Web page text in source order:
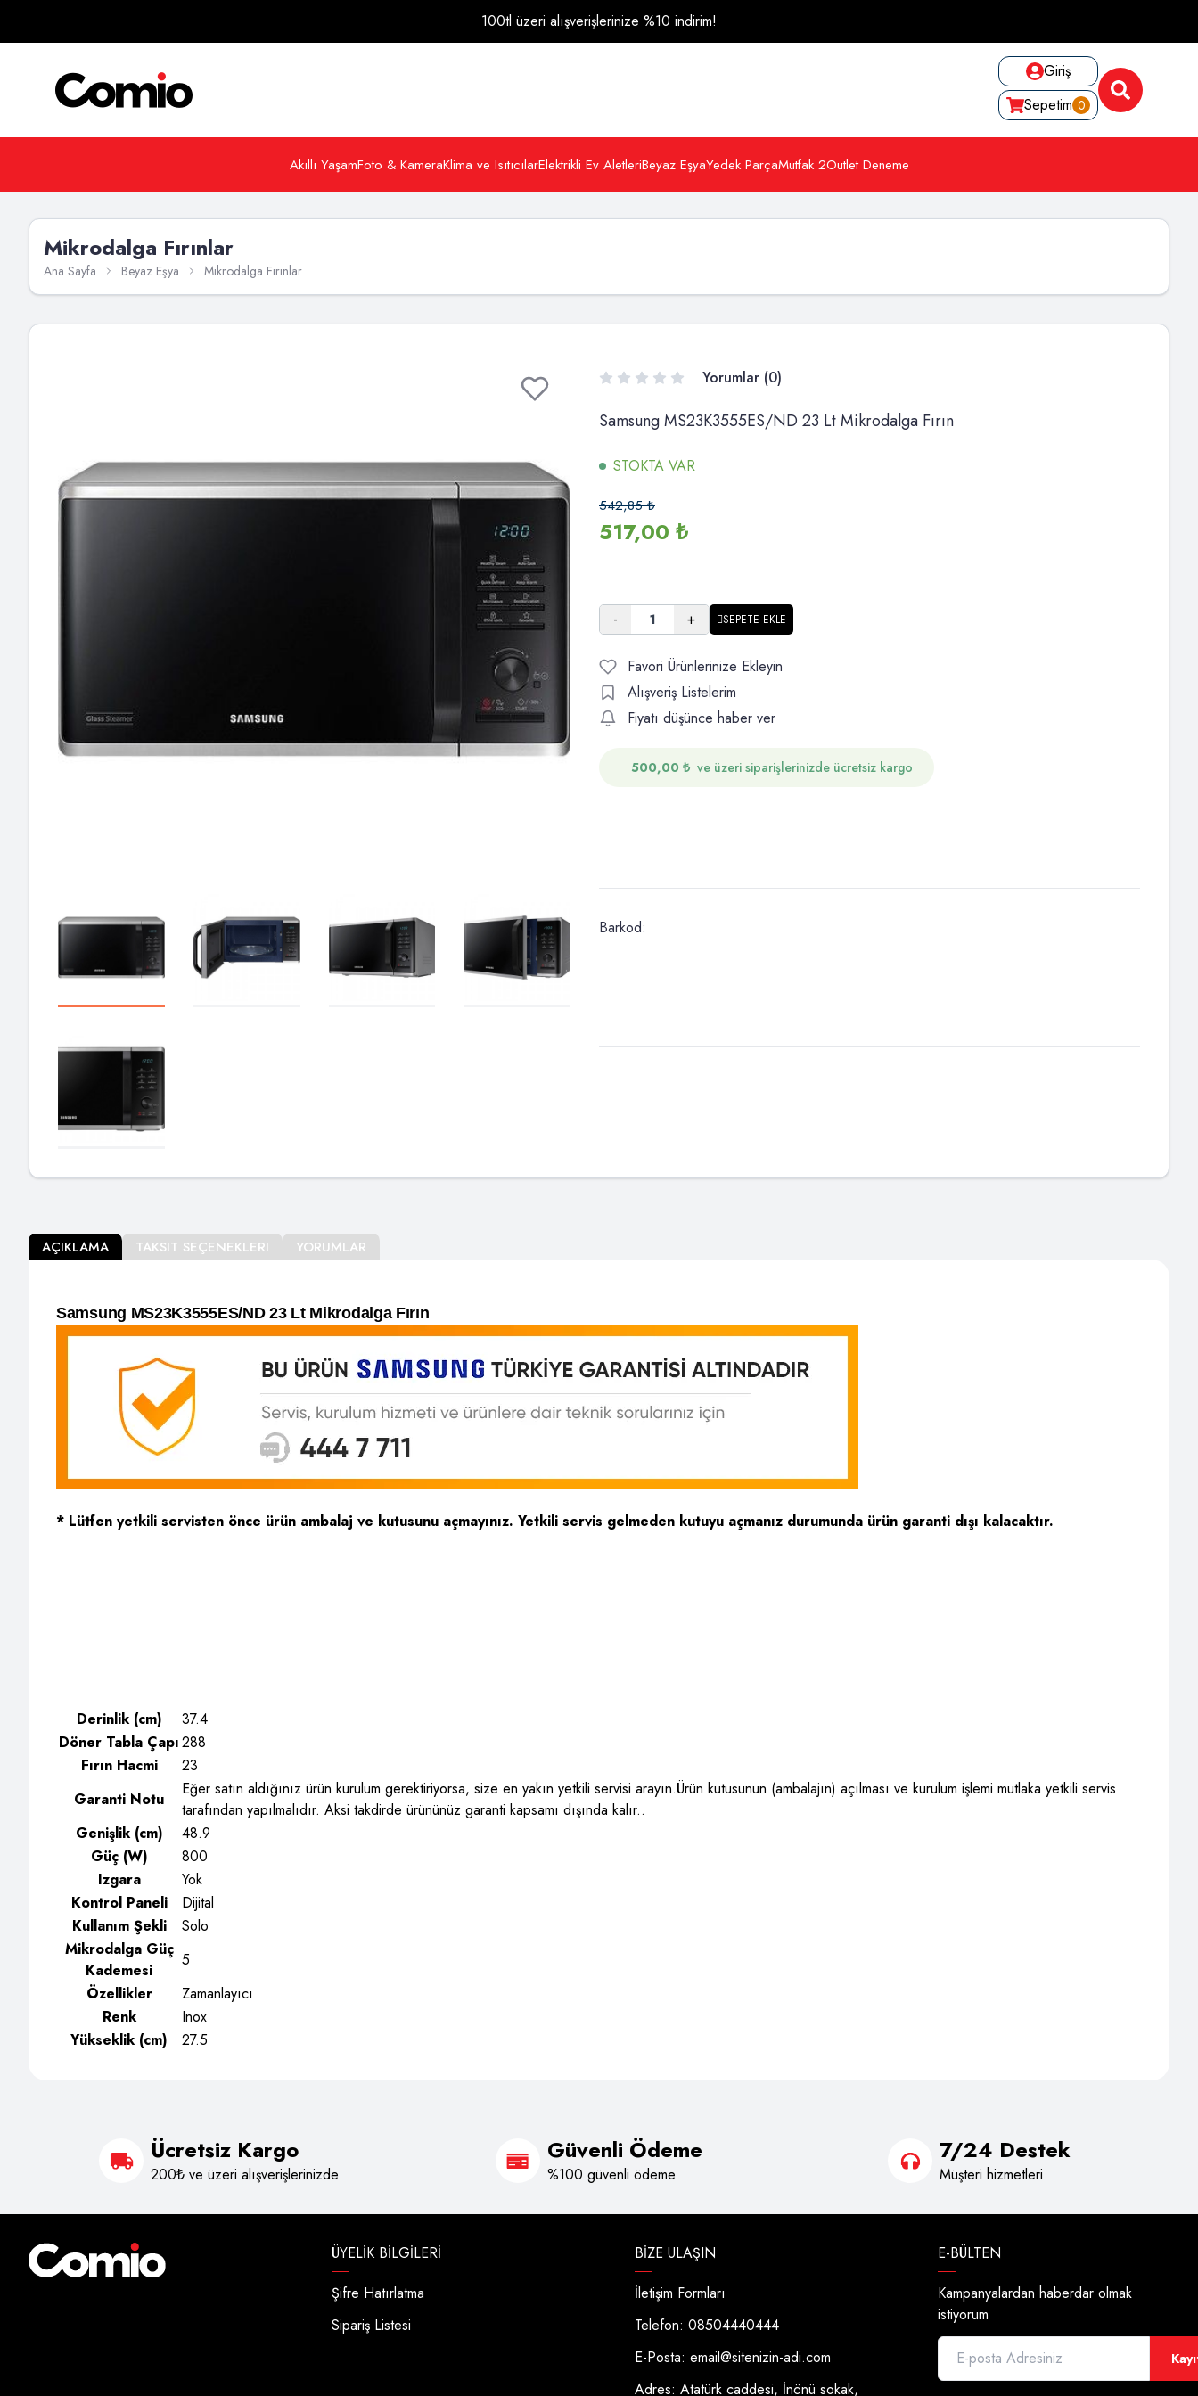
100tl üzeri alışverişlerinize %10 indirim!
Giriş
Sepetim 0
Akıllı YaşamFoto & KameraKlima ve IsıtıcılarElektrikli Ev AletleriBeyaz EşyaYedek ParçaMutfak 2Outlet Deneme
Mikrodalga Fırınlar
Ana Sayfa Beyaz Eşya Mikrodalga Fırınlar
Yorumlar (0)
Samsung MS23K3555ES/ND 23 Lt Mikrodalga Fırın
STOKTA VAR
542,85₺
517,00 ₺
- + SEPETE EKLE
Favori Ürünlerinize Ekleyin
Alışveriş Listelerim
Fiyatı düşünce haber ver
500,00 ₺ ve üzeri siparişlerinizde ücretsiz kargo
Barkod:
AÇIKLAMA TAKSIT SEÇENEKLERI YORUMLAR
Samsung MS23K3555ES/ND 23 Lt Mikrodalga Fırın
* Lütfen yetkili servisten önce ürün ambalaj ve kutusunu açmayınız. Yetkili servis gelmeden kutuyu açmanız durumunda ürün garanti dışı kalacaktır.
Derinlik (cm)
37.4
Döner Tabla Çapı288
Fırın Hacmi
23
Garanti Notu
Eğer satın aldığınız ürün kurulum gerektiriyorsa, size en yakın yetkili servisi arayın.Ürün kutusunun (ambalajın) açılması ve kurulum işlemi mutlaka yetkili servis
tarafından yapılmalıdır. Aksi takdirde ürününüz garanti kapsamı dışında kalır..
Genişlik (cm)
48.9
Güç (W)
800
Izgara
Yok
Kontrol Paneli
Dijital
Kullanım Şekli
Solo
Mikrodalga Güç
Kademesi
5
Özellikler
Zamanlayıcı
Renk
Inox
Yükseklik (cm)
27.5
Ücretsiz Kargo
200₺ ve üzeri alışverişlerinizde
Güvenli Ödeme
%100 güvenli ödeme
7/24 Destek
Müşteri hizmetleri
ÜYELIK BILGILERI
Şifre Hatırlatma
Sipariş Listesi
BIZE ULAŞIN
İletişim Formları
Telefon: 08504440444
E-Posta: email@sitenizin-adi.com
Adres: Atatürk caddesi, İnönü sokak,
E-BÜLTEN
Kampanyalardan haberdar olmak
istiyorum